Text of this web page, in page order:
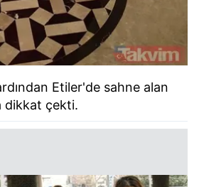
Etiler'de sahne alan
dikkat çekti.